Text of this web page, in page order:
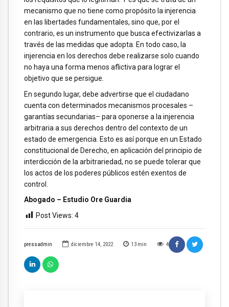
pressadmin diciembre 14, 2022 13 min 4
mecanismo que no tiene como propósito la injerencia
en las libertades fundamentales, sino que, por el
contrario, es un instrumento que busca efectivizarlas a
través de las medidas que adopta. En todo caso, la
injerencia en los derechos debe realizarse solo cuando
no haya una forma menos aflictiva para lograr el
objetivo que se persigue.
En segundo lugar, debe advertirse que el ciudadano
cuenta con determinados mecanismos procesales –
garantías secundarias– para oponerse a la injerencia
arbitraria a sus derechos dentro del contexto de un
estado de emergencia. Esto es así porque en un Estado
constitucional de Derecho, en aplicación del principio de
interdicción de la arbitrariedad, no se puede tolerar que
los actos de los poderes públicos estén exentos de
control.
Abogado – Estudio Ore Guardia
Post Views: 4